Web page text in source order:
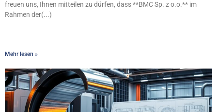
freuen uns, Ihnen mitteilen zu dürfen, dass **BMC Sp. z o.o.** im
Rahmen der(...)
Mehr lesen »